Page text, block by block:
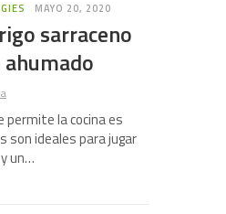
MAYO 20, 2020
sarraceno
permite la cocina es
son ideales para jugar
un…